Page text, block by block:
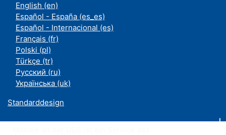
English ‎(en)‎
Español - España ‎(es_es)‎
Español - Internacional ‎(es)‎
Français ‎(fr)‎
Polski ‎(pl)‎
Türkçe ‎(tr)‎
Русский ‎(ru)‎
Українська ‎(uk)‎
Standarddesign